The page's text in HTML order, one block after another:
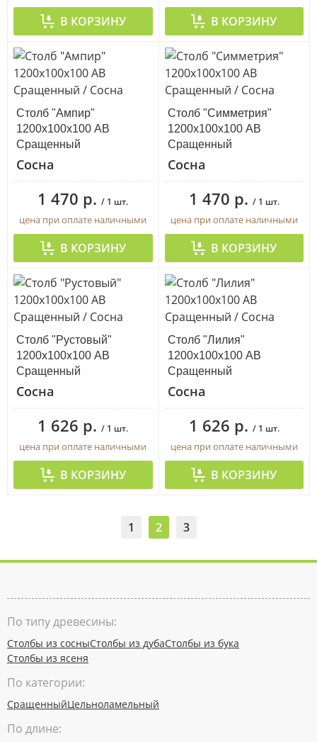
В КОРЗИНУ В КОРЗИНУ
Столб "Ампир"
1200х100х100 АВ
Сращенный
Сосна
1 470 р. / 1 шт.
цена при оплате наличными
В КОРЗИНУ
Столб "Симметрия"
1200х100х100 АВ
Сращенный
Сосна
1 470 р. / 1 шт.
цена при оплате наличными
В КОРЗИНУ
Столб "Рустовый"
1200х100х100 АВ
Сращенный
Сосна
1 626 р. / 1 шт.
цена при оплате наличными
В КОРЗИНУ
Столб "Лилия"
1200х100х100 АВ
Сращенный
Сосна
1 626 р. / 1 шт.
цена при оплате наличными
В КОРЗИНУ
1 2 3
По типу древесины:
Столбы из сосныСтолбы из дубаСтолбы из бука
Столбы из ясеня
По категории:
СращенныйЦельноламельный
По длине: